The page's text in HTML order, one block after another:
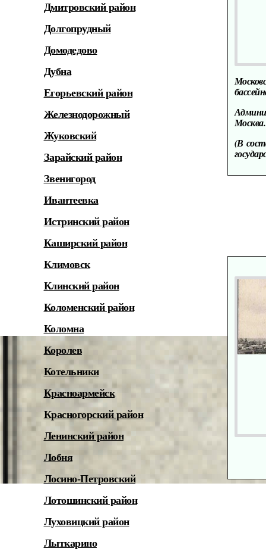
(В
Дмитровский район
Долгопрудный
Домодедово
Дубна
Егорьевский район
Железнодорожный
Жуковский
Зарайский район
Звенигород
Ивантеевка
Истринский район
Каширский район
Климовск
Клинский район
Коломенский район
Коломна
Королев
Котельники
Красноармейск
Красногорский район
Ленинский район
Лобня
Лосино-Петровский
Лотошинский район
Луховицкий район
Лыткарино